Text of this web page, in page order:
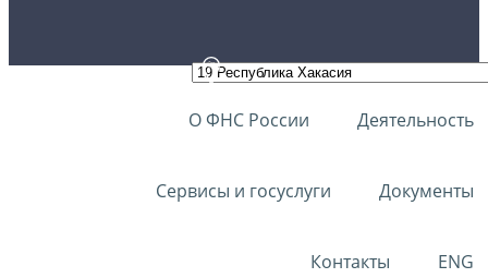
О ФНС России Деятельность
Сервисы и госуслуги Документы
Контакты ENG